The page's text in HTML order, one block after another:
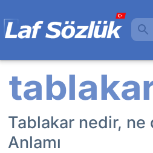
Tablakar nedir, ne
Anlamı